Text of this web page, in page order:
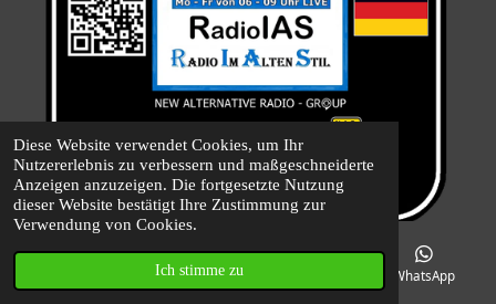
Diese Website verwendet Cookies, um Ihr
Nutzererlebnis zu verbessern und maßgeschneiderte
Anzeigen anzuzeigen. Die fortgesetzte Nutzung
dieser Website bestätigt Ihre Zustimmung zur
Verwendung von Cookies.
Ich stimme zu
Der Morgen Mit Gernot
Karte WhatsApp